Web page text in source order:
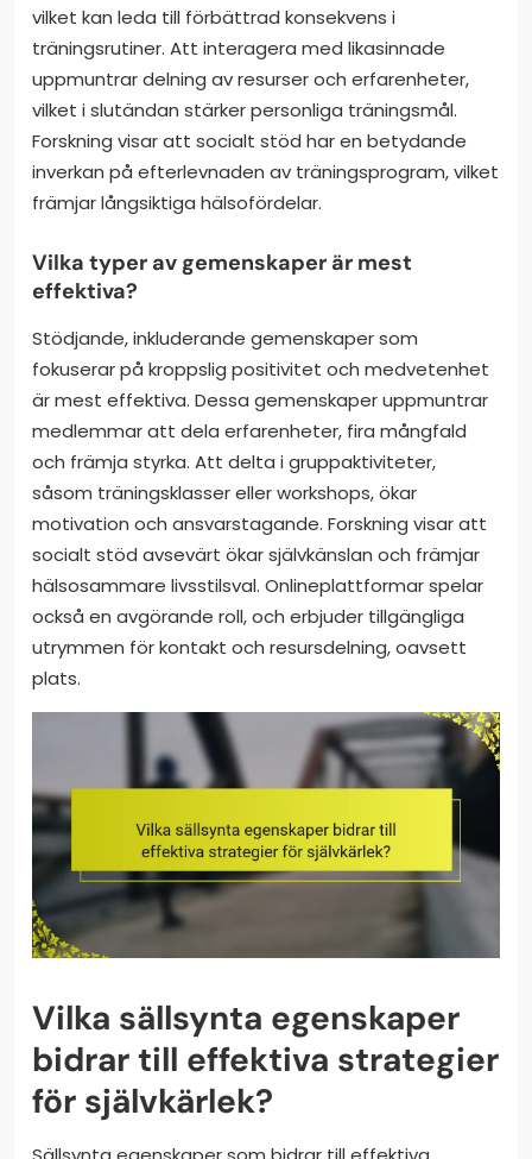
vilket kan leda till förbättrad konsekvens i
träningsrutiner. Att interagera med likasinnade
uppmuntrar delning av resurser och erfarenheter,
vilket i slutändan stärker personliga träningsmål.
Forskning visar att socialt stöd har en betydande
inverkan på efterlevnaden av träningsprogram, vilket
främjar långsiktiga hälsofördelar.
Vilka typer av gemenskaper är mest
effektiva?
Stödjande, inkluderande gemenskaper som
fokuserar på kroppslig positivitet och medvetenhet
är mest effektiva. Dessa gemenskaper uppmuntrar
medlemmar att dela erfarenheter, fira mångfald
och främja styrka. Att delta i gruppaktiviteter,
såsom träningsklasser eller workshops, ökar
motivation och ansvarstagande. Forskning visar att
socialt stöd avsevärt ökar självkänslan och främjar
hälsosammare livsstilsval. Onlineplattformar spelar
också en avgörande roll, och erbjuder tillgängliga
utrymmen för kontakt och resursdelning, oavsett
plats.
Vilka sällsynta egenskaper
bidrar till effektiva strategier
för självkärlek?